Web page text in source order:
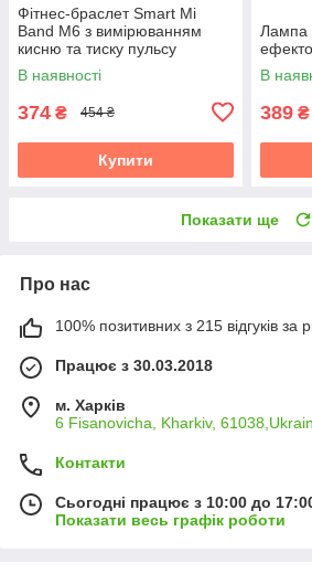
Фітнес-браслет Smart Mi
Band M6 з вимірюванням
кисню та тиску пульсу
В наявності
374 ₴ 454 ₴
Купити
Лампа
В
389 ₴
Показати ще
Про нас
100% позитивних з 215 відгуків за
Працює з 30.03.2018
м. Харків
6 Fisanovicha, Kharkiv,
Контакти
Сьогодні працює з 10:00 до
Показати весь графік роботи